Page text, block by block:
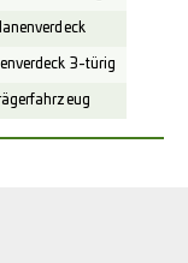
3-türig